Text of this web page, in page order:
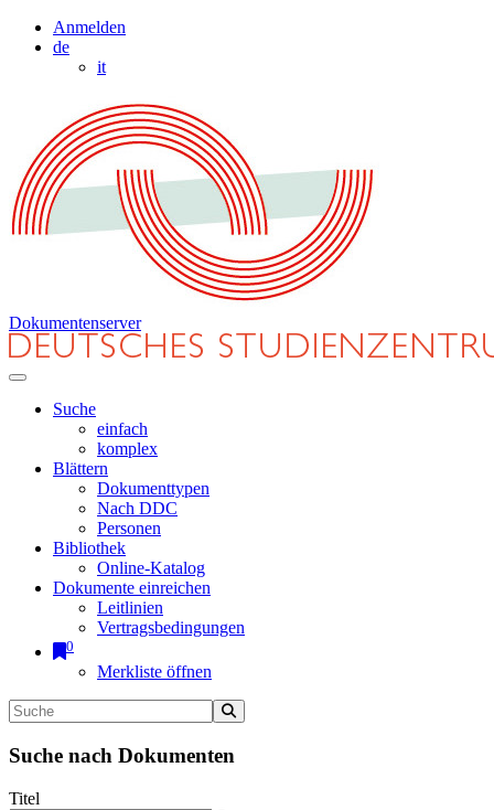
Anmelden
de
it
Dokumentenserver
Suche
einfach
komplex
Blättern
Dokumenttypen
Nach DDC
Personen
Bibliothek
Online-Katalog
Dokumente einreichen
Leitlinien
Vertragsbedingungen
0
Merkliste öffnen
Suche nach Dokumenten
Titel